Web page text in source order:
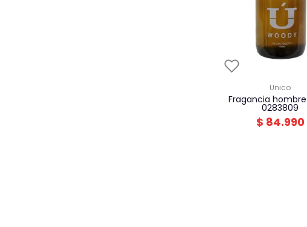
unico
fragancia hombre unico
0283809
$ 84.990